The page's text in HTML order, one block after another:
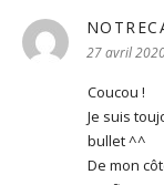
27 avril
Coucou !
Je suis
bullet ^^
De mon